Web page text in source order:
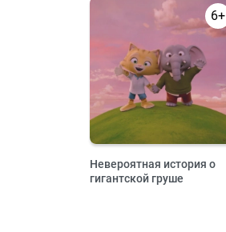
6+
Невероятная история о
гигантской груше